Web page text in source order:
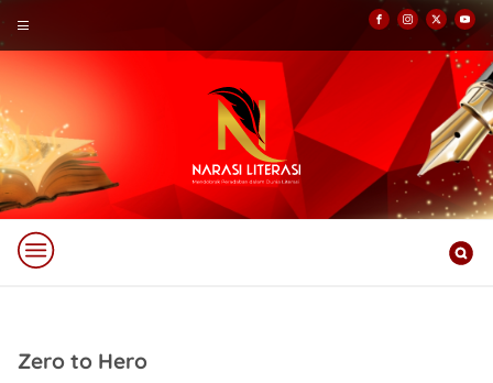
Zero to Hero